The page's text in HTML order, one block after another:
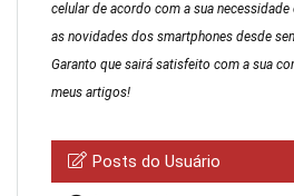
celular de acordo com a sua
as novidades dos smartphones desde
Garanto que sairá satisfeito com a sua
meus artigos!
Posts do Usuário